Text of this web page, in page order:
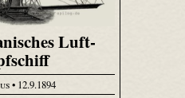
Luft-
• 12.9.1894